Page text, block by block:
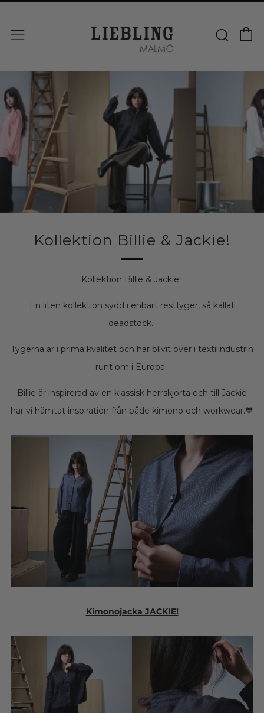
Sök
Kollektion Billie & Jackie!
Kollektion Billie & Jackie!
En liten kollektion sydd i enbart resttyger, så kallat
deadstock.
Tygerna är i prima kvalitet och har blivit över i textilindustrin
runt om i Europa.
Billie är inspirerad av en klassisk herrskjorta och till Jackie
har vi hämtat inspiration från både kimono och workwear.💙
Kimonojacka JACKIE!